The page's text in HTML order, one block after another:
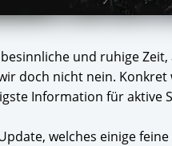
und ruhige
doch nicht nein.
Information für aktive
welches einige